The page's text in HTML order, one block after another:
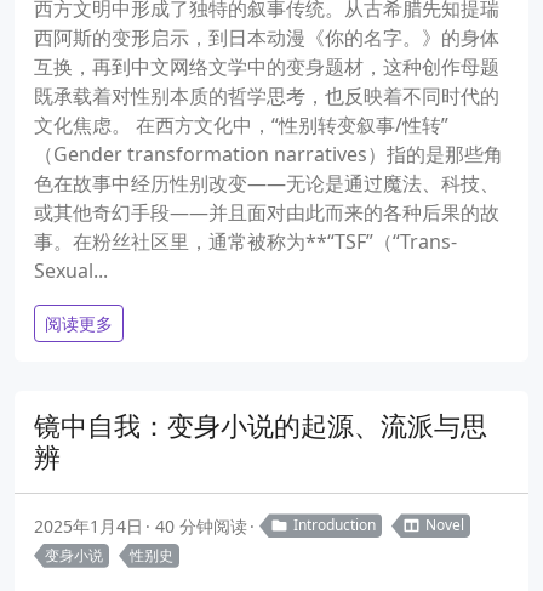
西方文明中形成了独特的叙事传统。从古希腊先知提瑞
西阿斯的变形启示，到日本动漫《你的名字。》的身体
互换，再到中文网络文学中的变身题材，这种创作母题
既承载着对性别本质的哲学思考，也反映着不同时代的
文化焦虑。 在西方文化中，“性别转变叙事/性转”
（Gender transformation narratives）指的是那些角
色在故事中经历性别改变——无论是通过魔法、科技、
或其他奇幻手段——并且面对由此而来的各种后果的故
事。在粉丝社区里，通常被称为**“TSF”（“Trans-
Sexual...
阅读更多
镜中自我：变身小说的起源、流派与思
辨
2025年1月4日 40 分钟阅读 Introduction
Novel
变身小说
性别史